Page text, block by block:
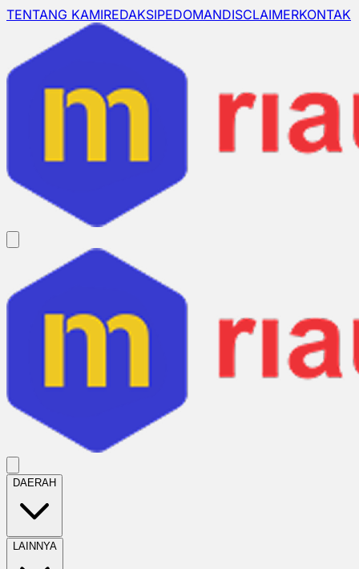
TENTANG KAMIREDAKSIPEDOMANDISCLAIMERKONTAK
DAERAH
LAINNYA